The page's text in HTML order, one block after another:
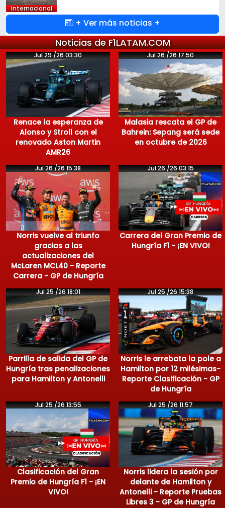
Internacional
+ Ver más noticias +
Noticias de F1LATAM.COM
Jul 29 /26 03:30
Renace la esperanza de
Alonso y Stroll con el
renovado Aston Martin
AMR26
Jul 26 /26 17:50
Malasia rescata el GP de
Bahrein: Sepang será sede
en octubre de 2026
Jul 26 /26 15:38
Norris vuelve al triunfo
gracias a las
actualizaciones del
McLaren MCL40 - Reporte
Carrera - GP de Hungría
Jul 26 /26 03:15
Carrera del Gran Premio de
Hungría F1 - ¡EN VIVO!
Jul 25 /26 18:01
Parrilla de salida del GP de
Hungría tras penalizaciones
para Hamilton y Antonelli
Jul 25 /26 15:38
Norris le arrebata la pole a
Hamilton por 12 milésimas-
Reporte Clasificación - GP
de Hungría
Jul 25 /26 13:55
Clasificación del Gran
Premio de Hungría F1 - ¡EN
VIVO!
Jul 25 /26 11:57
Norris lidera la sesión por
delante de Hamilton y
Antonelli - Reporte Pruebas
Libres 3 - GP de Hungría